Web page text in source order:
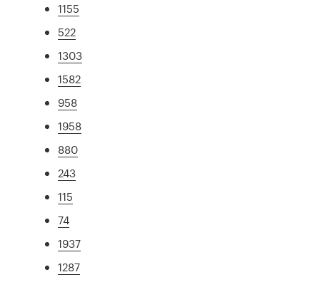
1155
522
1303
1582
958
1958
880
243
115
74
1937
1287